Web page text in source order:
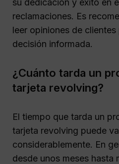
su dedicación y éxito en
reclamaciones. Es
leer opiniones de clientes
decisión informada.
¿Cuánto tarda un
tarjeta revolving?
El tiempo que tarda un
tarjeta revolving puede
considerablemente. En
desde unos meses hasta